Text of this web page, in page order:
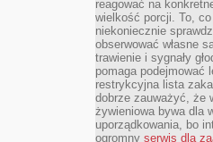
reagować na
wielkość porcji. To,
niekoniecznie
obserwować własne
trawienie i sygnały
pomaga podejmować
restrykcyjna lista
dobrze zauważyć, że
żywieniowa bywa dla
uporządkowania, bo
ogromny serwis dla